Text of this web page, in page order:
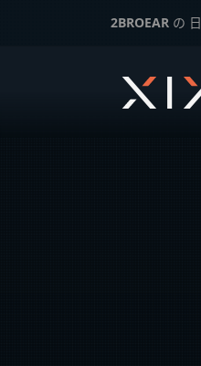
2BROEAR の
下一篇： 留在